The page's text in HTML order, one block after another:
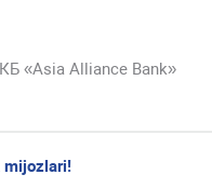
«Asia Alliance Bank»
mijozlari!